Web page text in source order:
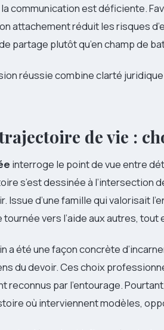
communication est déficiente.
attachement réduit les risques
partage plutôt qu’en champ de
réussie combine clarté
de vie :
interroge le point de vue entre
s’est dessinée à l’intersection
Issue d’une famille qui valorisait
vers l’aide aux autres,
a été une façon concrète
du devoir. Ces choix
reconnus par l’entourage.
où interviennent modèles,